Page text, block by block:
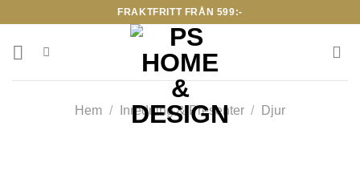
content
FRAKTFRITT FRÅN 599:-
Hem / Inredning & Presenter / Djur